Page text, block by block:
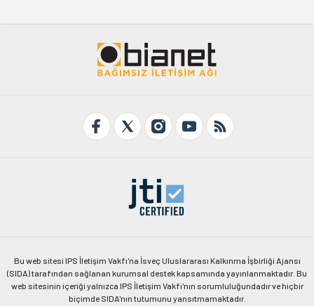
Bu web sitesi IPS İletişim Vakfı'na İsveç Uluslararası Kalkınma İşbirliği Ajansı
(SIDA) tarafından sağlanan kurumsal destek kapsamında yayınlanmaktadır. Bu
web sitesinin içeriği yalnızca IPS İletişim Vakfı'nın sorumluluğundadır ve hiçbir
biçimde SIDA'nın tutumunu yansıtmamaktadır.